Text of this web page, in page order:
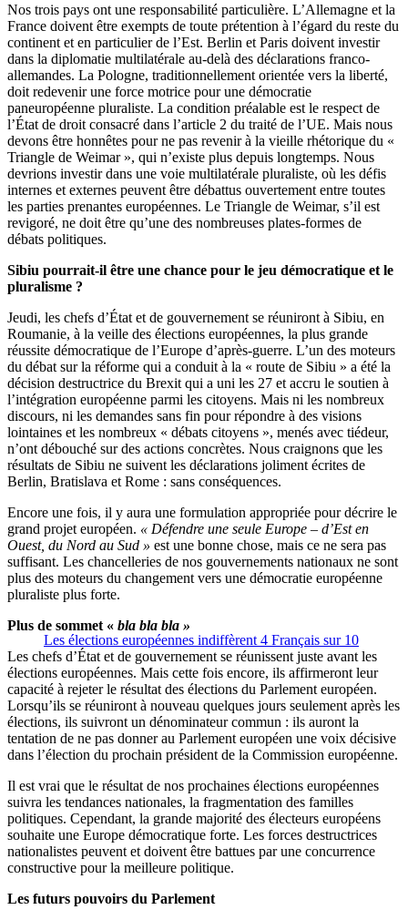
Nos trois pays ont une responsabilité particulière. L’Allemagne et la
France doivent être exempts de toute prétention à l’égard du reste du
continent et en particulier de l’Est. Berlin et Paris doivent investir
dans la diplomatie multilatérale au-delà des déclarations franco-
allemandes. La Pologne, traditionnellement orientée vers la liberté,
doit redevenir une force motrice pour une démocratie
paneuropéenne pluraliste. La condition préalable est le respect de
l’État de droit consacré dans l’article 2 du traité de l’UE. Mais nous
devons être honnêtes pour ne pas revenir à la vieille rhétorique du «
Triangle de Weimar », qui n’existe plus depuis longtemps. Nous
devrions investir dans une voie multilatérale pluraliste, où les défis
internes et externes peuvent être débattus ouvertement entre toutes
les parties prenantes européennes. Le Triangle de Weimar, s’il est
revigoré, ne doit être qu’une des nombreuses plates-formes de
débats politiques.
Sibiu pourrait-il être une chance pour le jeu démocratique et le
pluralisme ?
Jeudi, les chefs d’État et de gouvernement se réuniront à Sibiu, en
Roumanie, à la veille des élections européennes, la plus grande
réussite démocratique de l’Europe d’après-guerre. L’un des moteurs
du débat sur la réforme qui a conduit à la « route de Sibiu » a été la
décision destructrice du Brexit qui a uni les 27 et accru le soutien à
l’intégration européenne parmi les citoyens. Mais ni les nombreux
discours, ni les demandes sans fin pour répondre à des visions
lointaines et les nombreux « débats citoyens », menés avec tiédeur,
n’ont débouché sur des actions concrètes. Nous craignons que les
résultats de Sibiu ne suivent les déclarations joliment écrites de
Berlin, Bratislava et Rome : sans conséquences.
Encore une fois, il y aura une formulation appropriée pour décrire le
grand projet européen. « Défendre une seule Europe – d’Est en
Ouest, du Nord au Sud » est une bonne chose, mais ce ne sera pas
suffisant. Les chancelleries de nos gouvernements nationaux ne sont
plus des moteurs du changement vers une démocratie européenne
pluraliste plus forte.
Les élections européennes indiffèrent 4 Français sur 10
Plus de sommet « bla bla bla »
Les chefs d’État et de gouvernement se réunissent juste avant les
élections européennes. Mais cette fois encore, ils affirmeront leur
capacité à rejeter le résultat des élections du Parlement européen.
Lorsqu’ils se réuniront à nouveau quelques jours seulement après les
élections, ils suivront un dénominateur commun : ils auront la
tentation de ne pas donner au Parlement européen une voix décisive
dans l’élection du prochain président de la Commission européenne.
Il est vrai que le résultat de nos prochaines élections européennes
suivra les tendances nationales, la fragmentation des familles
politiques. Cependant, la grande majorité des électeurs européens
souhaite une Europe démocratique forte. Les forces destructrices
nationalistes peuvent et doivent être battues par une concurrence
constructive pour la meilleure politique.
Les futurs pouvoirs du Parlement